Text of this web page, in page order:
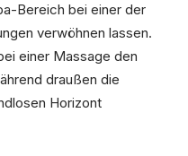
Bereich bei einer der
verwöhnen lassen.
einer Massage den
draußen die
Horizont